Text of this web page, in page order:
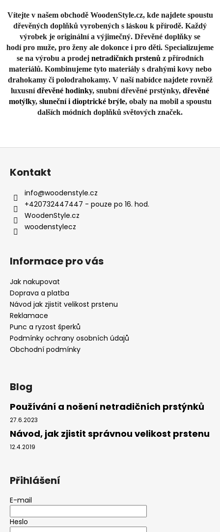
Vítejte v našem obchodě WoodenStyle.cz, kde najdete spoustu
dřevěných doplňků vyrobených s láskou k přírodě. Každý
výrobek je originální a výjimečný. Dřevěné doplňky se
hodí pro muže, pro ženy ale dokonce i pro děti. Specializujeme
se na výrobu a prodej netradičních prstenů z přírodních
materiálů. Kombinujeme tyto materiály s drahými kovy nebo
drahokamy či polodrahokamy. V naší nabídce najdete rovněž
luxusnídřevěné hodinky, snubní dřevěné prstýnky, dřevěné
motýlky, sluneční i dioptrické brýle, obaly na mobil a spoustu
dalších módních doplňků světových značek.
Z
Kontakt
info@woodenstyle.cz
+420732447447 - pouze po 16. hod.
WoodenStyle.cz
woodenstylecz
Informace pro vás
Jak nakupovat
Doprava a platba
Návod jak zjistit velikost prstenu
Reklamace
Punc a ryzost šperků
Podmínky ochrany osobních údajů
Obchodní podmínky
Blog
Používání a nošení netradičních prstýnků
27.6.2023
Návod, jak zjistit správnou velikost prstenu
12.4.2019
Přihlášení
E-mail
Heslo